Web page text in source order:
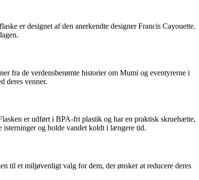
er designet af den anerkendte designer Francis Cayouette.
fra de verdensberømte historier om Mumi og eventyrerne i
deres venner.
er udført i BPA-fri plastik og har en praktisk skruehætte,
isterninger og holde vandet koldt i længere tid.
til et miljøvenligt valg for dem, der ønsker at reducere deres